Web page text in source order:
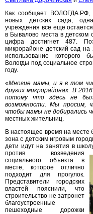
Как сообщает ВОЛОГДА.РФ,
новых детских сада,
учреждения все еще
в Бывалово места в детском
цифра достигнет 487.
микрорайоне детский сад
использование которого
Вологды под социальное
году.
«Многие мамы, и я в том
других микрорайонах. В
потому что здесь не
возможности. Мы просим,
чтобы мамы не добирались
местных жительниц.
В настоящее время на месте
зона с детским игровым
дети идут на занятия в
против возведения
социального объекта в
месте, которое отлично
подходит для прогулок.
Представители городских
властей пояснили, что
строительство не затронет
благоустроенные
пешеходные дорожки